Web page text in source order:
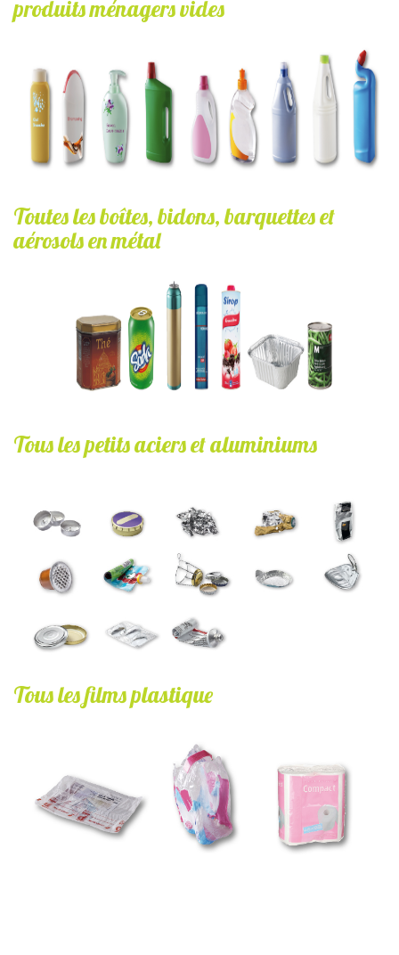
produits ménagers vides
flacons_produits_toilette_et_menager.jpg
Toutes les boîtes, bidons, barquettes et
aérosols en métal
bidon_barquette_aerosol_metal.jpg
Tous les petits aciers et aluminiums
gabarit_image_consignes_petits_alus.jpg
Tous les films plastique